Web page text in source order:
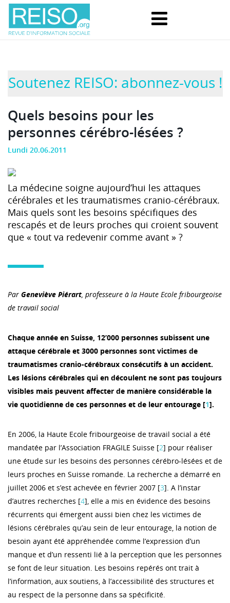
Soutenez REISO: abonnez-vous !
Quels besoins pour les
personnes cérébro-lésées ?
Lundi 20.06.2011
La médecine soigne aujourd’hui les attaques
cérébrales et les traumatismes cranio-cérébraux.
Mais quels sont les besoins spécifiques des
rescapés et de leurs proches qui croient souvent
que « tout va redevenir comme avant » ?
Par Geneviève Piérart, professeure à la Haute Ecole fribourgeoise
de travail social
Chaque année en Suisse, 12’000 personnes subissent une
attaque cérébrale et 3000 personnes sont victimes de
traumatismes cranio-cérébraux consécutifs à un accident.
Les lésions cérébrales qui en découlent ne sont pas toujours
visibles mais peuvent affecter de manière considérable la
vie quotidienne de ces personnes et de leur entourage [1].
En 2006, la Haute Ecole fribourgeoise de travail social a été
mandatée par l’Association FRAGILE Suisse [2] pour réaliser
une étude sur les besoins des personnes cérébro-lésées et de
leurs proches en Suisse romande. La recherche a démarré en
juillet 2006 et s’est achevée en février 2007 [3]. A l’instar
d’autres recherches [4], elle a mis en évidence des besoins
récurrents qui émergent aussi bien chez les victimes de
lésions cérébrales qu’au sein de leur entourage, la notion de
besoin ayant été appréhendée comme l’expression d’un
manque et d’un ressenti lié à la perception que les personnes
se font de leur situation. Les besoins repérés ont trait à
l’information, aux soutiens, à l’accessibilité des structures et
au respect de la personne dans sa spécificité.